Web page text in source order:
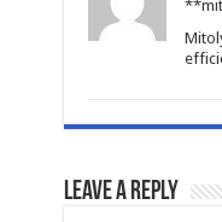
Leave a Reply